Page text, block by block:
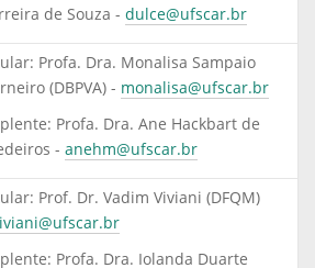
de Souza - dulce@ufscar.br
Profa. Dra. Monalisa Sampaio
(DBPVA) - monalisa@ufscar.br
Profa. Dra. Ane Hackbart de
- anehm@ufscar.br
Prof. Dr. Vadim Viviani (DFQM)
Profa. Dra. Iolanda Duarte